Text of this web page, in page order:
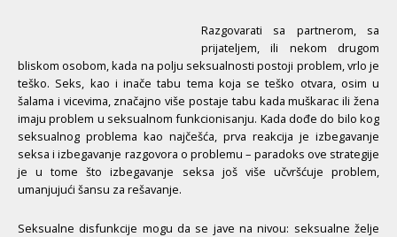
Razgovarati sa partnerom, sa
prijateljem, ili nekom drugom
bliskom osobom, kada na polju seksualnosti postoji problem, vrlo je
teško. Seks, kao i inače tabu tema koja se teško otvara, osim u
šalama i vicevima, značajno više postaje tabu kada muškarac ili žena
imaju problem u seksualnom funkcionisanju. Kada dođe do bilo kog
seksualnog problema kao najčešća, prva reakcija je izbegavanje
seksa i izbegavanje razgovora o problemu – paradoks ove strategije
je u tome što izbegavanje seksa još više učvršćuje problem,
umanjujući šansu za rešavanje.
Seksualne disfunkcije mogu da se jave na nivou: seksualne želje